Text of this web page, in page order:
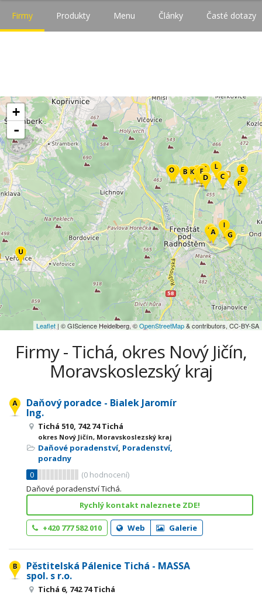
Firmy Produkty Menu Články Časté dotazy
+
-
Leaflet | © GIScience Heidelberg, ©OpenStreetMap& contributors, CC-BY-SA
Firmy - Tichá, okres Nový Jičín,
Moravskoslezský kraj
Daňový poradce - Bialek Jaromír
Ing.
Tichá 510, 742 74 Tichá
okres Nový Jičín, Moravskoslezský kraj
Daňové poradenství, Poradenství,
poradny
0
(0 hodnocení)
Daňové poradenství Tichá.
Rychlý kontakt naleznete ZDE!
+420 777 582 010 Web Galerie
Pěstitelská Pálenice Tichá - MASSA
spol. s r.o.
Tichá 6, 742 74 Tichá